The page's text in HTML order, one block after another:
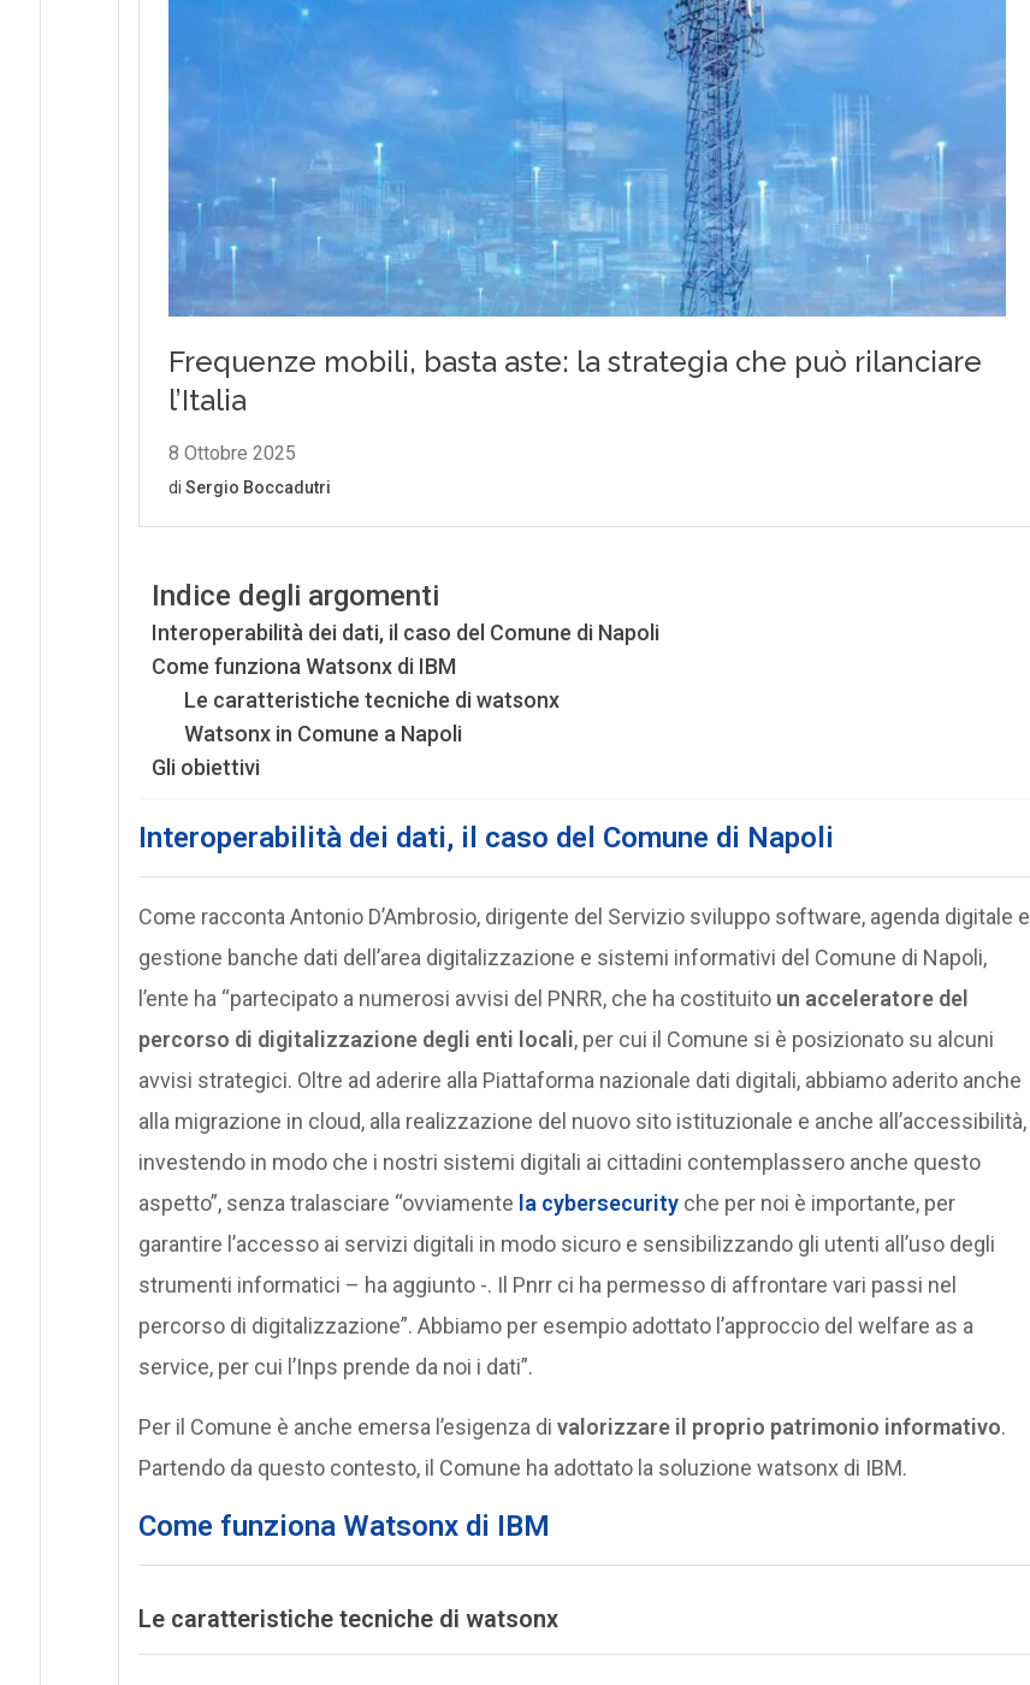
Indice degli argomenti
Interoperabilità dei dati, il caso del Comune di Napoli
Come funziona Watsonx di IBM
Le caratteristiche tecniche di watsonx
Watsonx in Comune a Napoli
Gli obiettivi
Interoperabilità dei dati, il caso del Comune di Napoli
Come racconta Antonio D’Ambrosio, dirigente del Servizio sviluppo software, agenda digitale e
gestione banche dati dell’area digitalizzazione e sistemi informativi del Comune di Napoli,
l’ente ha “partecipato a numerosi avvisi del PNRR, che ha costituito un acceleratore del
percorso di digitalizzazione degli enti locali, per cui il Comune si è posizionato su alcuni
avvisi strategici. Oltre ad aderire alla Piattaforma nazionale dati digitali, abbiamo aderito anche
alla migrazione in cloud, alla realizzazione del nuovo sito istituzionale e anche all’accessibilità,
investendo in modo che i nostri sistemi digitali ai cittadini contemplassero anche questo
aspetto”, senza tralasciare “ovviamente la cybersecurity che per noi è importante, per
garantire l’accesso ai servizi digitali in modo sicuro e sensibilizzando gli utenti all’uso degli
strumenti informatici – ha aggiunto -. Il Pnrr ci ha permesso di affrontare vari passi nel
percorso di digitalizzazione”. Abbiamo per esempio adottato l’approccio del welfare as a
service, per cui l’Inps prende da noi i dati”.
Per il Comune è anche emersa l’esigenza di valorizzare il proprio patrimonio informativo.
Partendo da questo contesto, il Comune ha adottato la soluzione watsonx di IBM.
Come funziona Watsonx di IBM
Le caratteristiche tecniche di watsonx